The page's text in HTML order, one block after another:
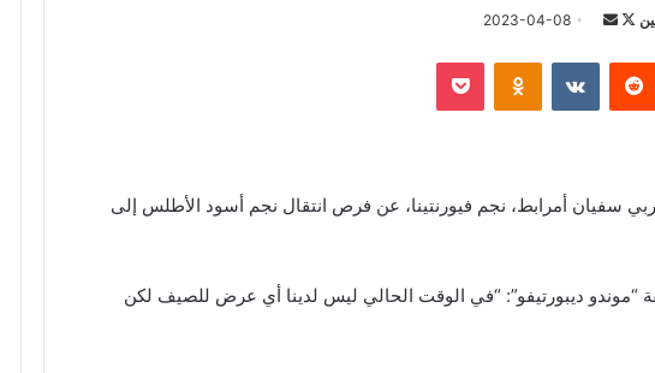
تابعأرسل 2023-04-08
Odnoklassniki
‫Pocket
سفيان أمرابط، نجم فيورنتينا، عن فرص انتقال نجم أسود الأطلس إلى
“موندو ديبورتيفو”: “في الوقت الحالي ليس لدينا أي عرض للصيف لكن